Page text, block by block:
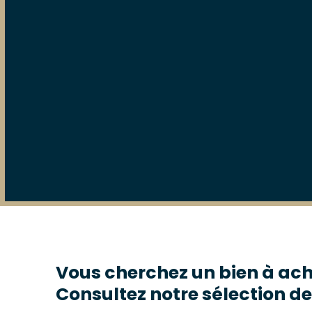
Vous cherchez un bien à
Consultez notre sélection